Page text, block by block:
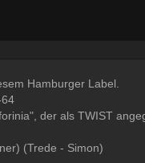
Hamburger Label.
der als TWIST
(Trede - Simon)